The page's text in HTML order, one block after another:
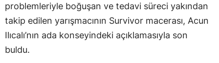
problemleriyle boğuşan ve tedavi süreci yakından
takip edilen yarışmacının Survivor macerası, Acun
Ilıcalı’nın ada konseyindeki açıklamasıyla son
buldu.